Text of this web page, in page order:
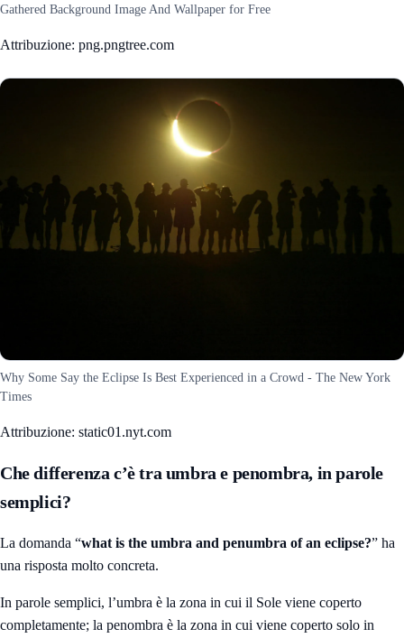
Gathered Background Image And Wallpaper for Free
Attribuzione: png.pngtree.com
Why Some Say the Eclipse Is Best Experienced in a Crowd - The New York
Times
Attribuzione: static01.nyt.com
Che differenza c’è tra umbra e penombra, in parole
semplici?
La domanda “what is the umbra and penumbra of an eclipse?” ha
una risposta molto concreta.
In parole semplici, l’umbra è la zona in cui il Sole viene coperto
completamente; la penombra è la zona in cui viene coperto solo in